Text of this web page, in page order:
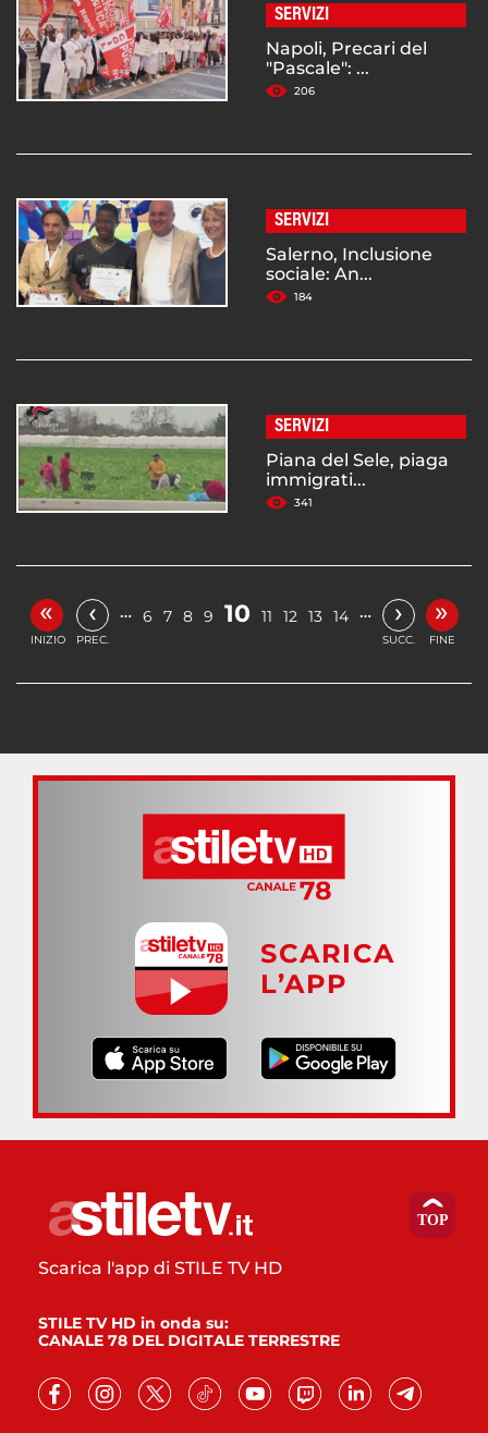
SERVIZI
Napoli, Precari del
"Pascale": ...
206
SERVIZI
Salerno, Inclusione
sociale: An...
184
SERVIZI
Piana del Sele, piaga
immigrati...
341
«
INIZIO
‹
PREC.
… 6 7 8 9 10 11 12 13 14 … ›
SUCC.
»
FINE
SCARICA
L’APP
Scarica l'app di STILE TV HD
STILE TV HD in onda su:
CANALE 78 DEL DIGITALE TERRESTRE